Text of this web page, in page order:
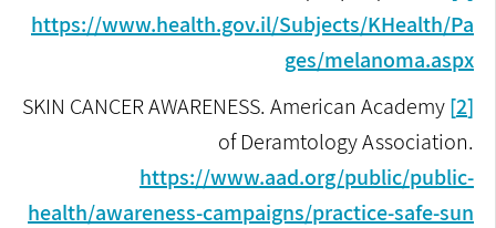
https://www.health.gov.il/Subjects/KHealth/Pa
ges/melanoma.aspx
[2]
SKIN CANCER AWARENESS. American Academy
of Deramtology Association.
https://www.aad.org/public/public-
health/awareness-campaigns/practice-safe-sun